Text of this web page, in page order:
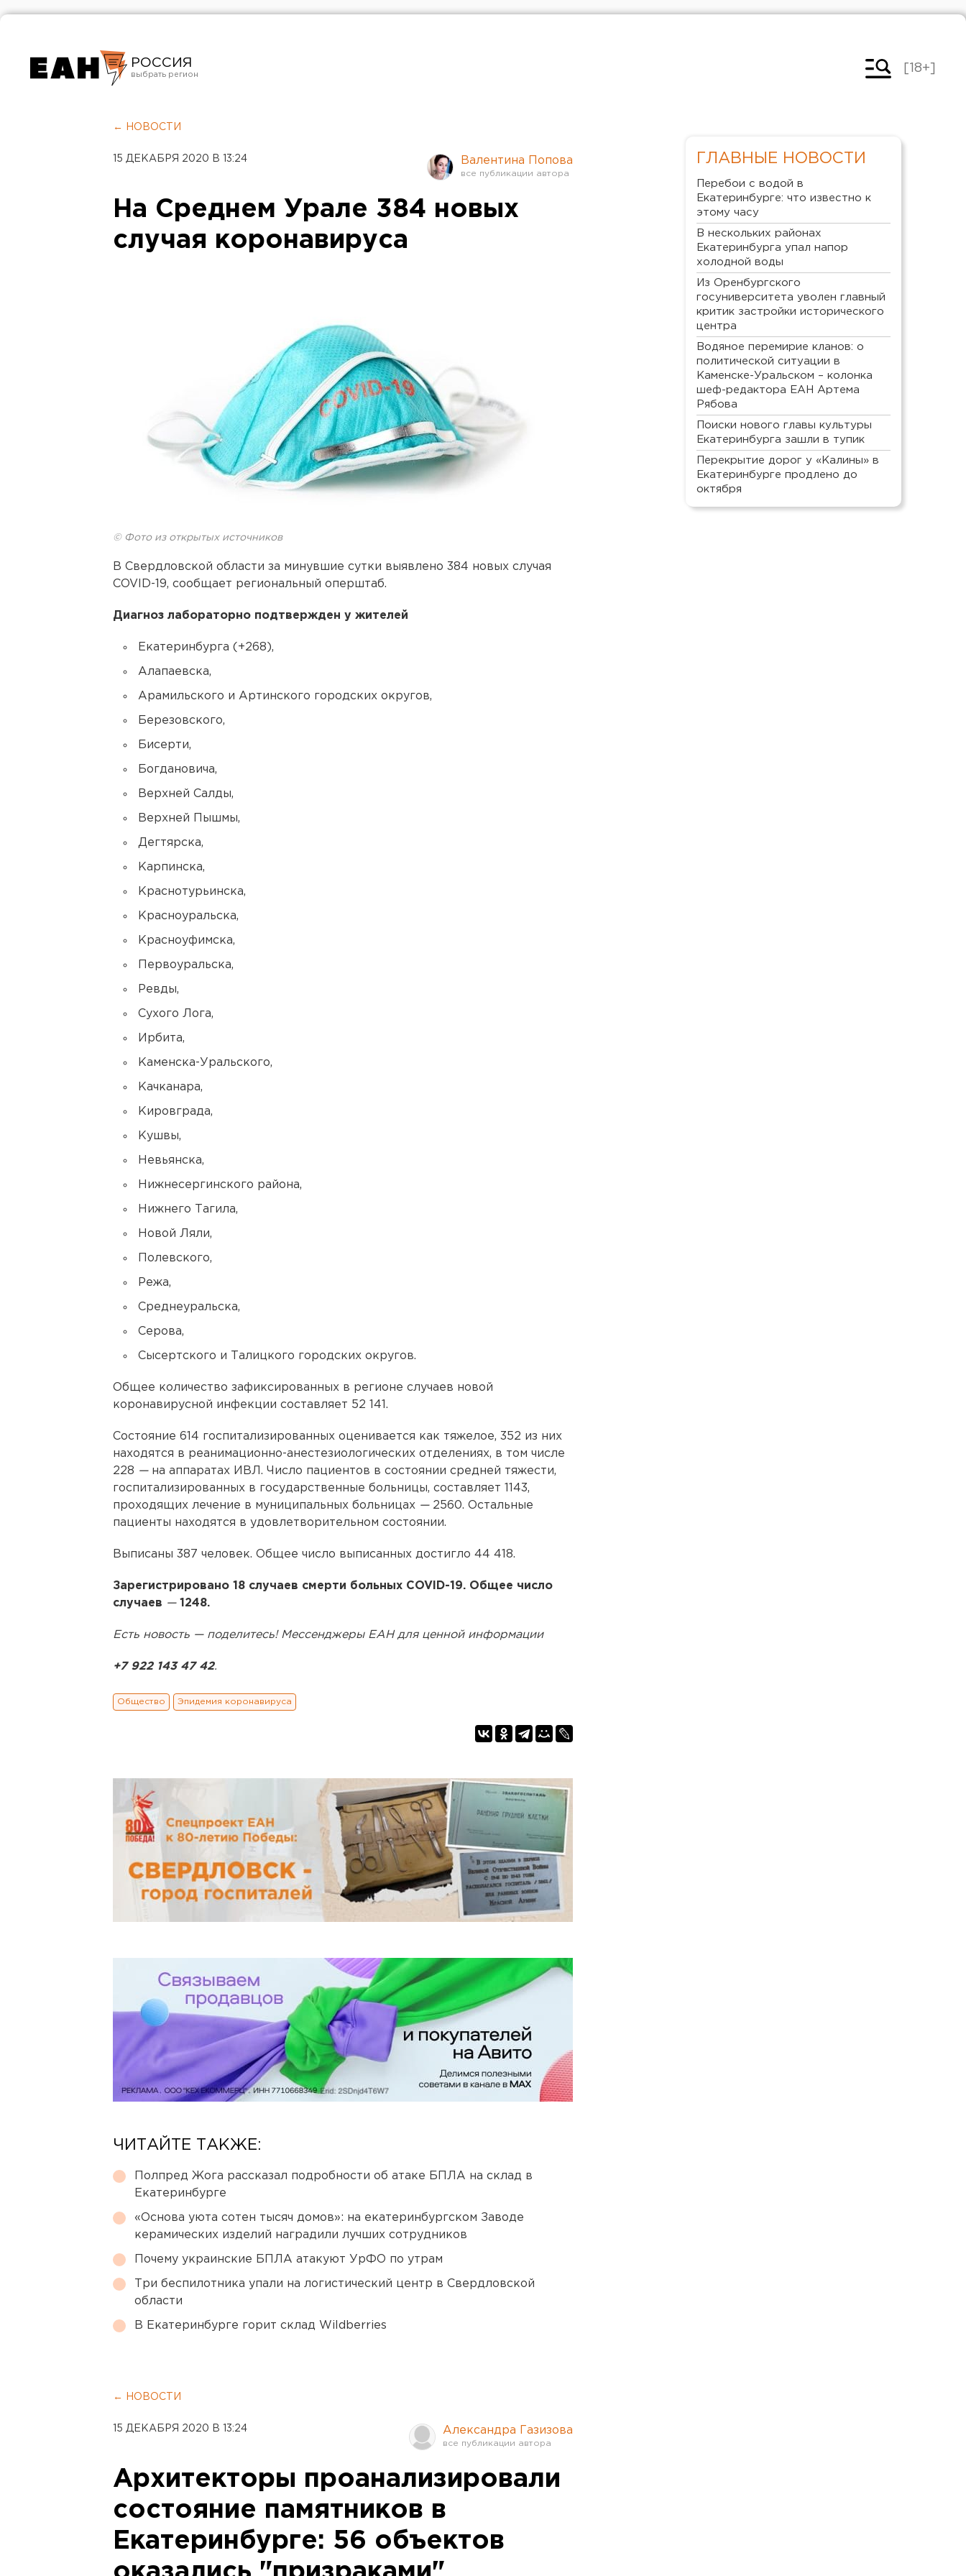
РОССИЯ
Челябинск
[18+]
← НОВОСТИ
15 ДЕКАБРЯ 2020 В 13:24 Валентина Попова
На Среднем Урале 384 новых
случая коронавируса
© Фото из открытых источников
В Свердловской области за минувшие сутки выявлено 384 новых случая
COVID-19, сообщает региональный оперштаб.
Диагноз лабораторно подтвержден у жителей
Екатеринбурга (+268),
Алапаевска,
Арамильского и Артинского городских округов,
Березовского,
Бисерти,
Богдановича,
Верхней Салды,
Верхней Пышмы,
Дегтярска,
Карпинска,
Краснотурьинска,
Красноуральска,
Красноуфимска,
Первоуральска,
Ревды,
Сухого Лога,
Ирбита,
Каменска-Уральского,
Качканара,
Кировграда,
Кушвы,
Невьянска,
Нижнесергинского района,
Нижнего Тагила,
Новой Ляли,
Полевского,
Режа,
Среднеуральска,
Серова,
Сысертского и Талицкого городских округов.
Общее количество зафиксированных в регионе случаев новой
коронавирусной инфекции составляет 52 141.
Состояние 614 госпитализированных оценивается как тяжелое, 352 из них
находятся в реанимационно-анестезиологических отделениях, в том числе
228 —на аппаратах ИВЛ. Число пациентов в состоянии средней тяжести,
госпитализированных в государственные больницы, составляет 1143,
проходящих лечение в муниципальных больницах —2560. Остальные
пациенты находятся в удовлетворительном состоянии.
Выписаны 387 человек. Общее число выписанных достигло 44 418.
Зарегистрировано 18 случаев смерти больных COVID-19. Общее число
случаев —1248.
Есть новость — поделитесь! Мессенджеры ЕАН для ценной информации
+7 922 143 47 42.
Общество Эпидемия коронавируса
ЧИТАЙТЕ ТАКЖЕ:
Полпред Жога рассказал подробности об атаке БПЛА на склад в
Екатеринбурге
«Основа уюта сотен тысяч домов»: на екатеринбургском Заводе
керамических изделий наградили лучших сотрудников
Почему украинские БПЛА атакуют УрФО по утрам
Три беспилотника упали на логистический центр в Свердловской
области
В Екатеринбурге горит склад Wildberries
← НОВОСТИ
15 ДЕКАБРЯ 2020 В 13:24 Александра Газизова
Архитекторы проанализировали
состояние памятников в
Екатеринбурге: 56 объектов
ГЛАВНЫЕ НОВОСТИ
Перебои с водой в
Екатеринбурге: что известно к
этому часу
В нескольких районах
Екатеринбурга упал напор
холодной воды
Из Оренбургского
госуниверситета уволен главный
критик застройки исторического
центра
Водяное перемирие кланов: о
политической ситуации в
Каменске-Уральском – колонка
шеф-редактора ЕАН Артема
Рябова
Поиски нового главы культуры
Екатеринбурга зашли в тупик
Перекрытие дорог у «Калины» в
Екатеринбурге продлено до
октября